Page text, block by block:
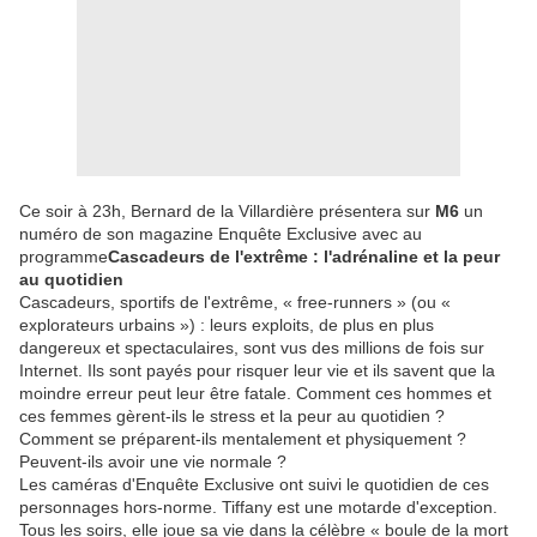
Ce soir à 23h, Bernard de la Villardière présentera sur M6 un
numéro de son magazine Enquête Exclusive avec au
programmeCascadeurs de l'extrême : l'adrénaline et la peur
au quotidien
Cascadeurs, sportifs de l'extrême, « free-runners » (ou «
explorateurs urbains ») : leurs exploits, de plus en plus
dangereux et spectaculaires, sont vus des millions de fois sur
Internet. Ils sont payés pour risquer leur vie et ils savent que la
moindre erreur peut leur être fatale. Comment ces hommes et
ces femmes gèrent-ils le stress et la peur au quotidien ?
Comment se préparent-ils mentalement et physiquement ?
Peuvent-ils avoir une vie normale ?
Les caméras d'Enquête Exclusive ont suivi le quotidien de ces
personnages hors-norme. Tiffany est une motarde d'exception.
Tous les soirs, elle joue sa vie dans la célèbre « boule de la mort